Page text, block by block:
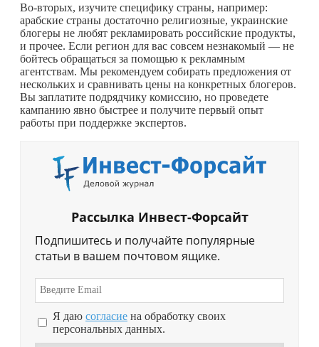
Во-вторых, изучите специфику страны, например:
арабские страны достаточно религиозные, украинские
блогеры не любят рекламировать российские продукты,
и прочее. Если регион для вас совсем незнакомый — не
бойтесь обращаться за помощью к рекламным
агентствам. Мы рекомендуем собирать предложения от
нескольких и сравнивать цены на конкретных блогеров.
Вы заплатите подрядчику комиссию, но проведете
кампанию явно быстрее и получите первый опыт
работы при поддержке экспертов.
Рассылка Инвест-Форсайт
Подпишитесь и получайте популярные
статьи в вашем почтовом ящике.
Я даю согласие на обработку своих
персональных данных.